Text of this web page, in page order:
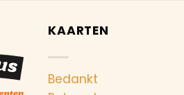
KAARTEN
Bedankt